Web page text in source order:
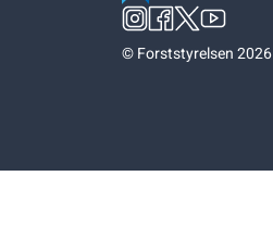
©Forststyrelsen 2026